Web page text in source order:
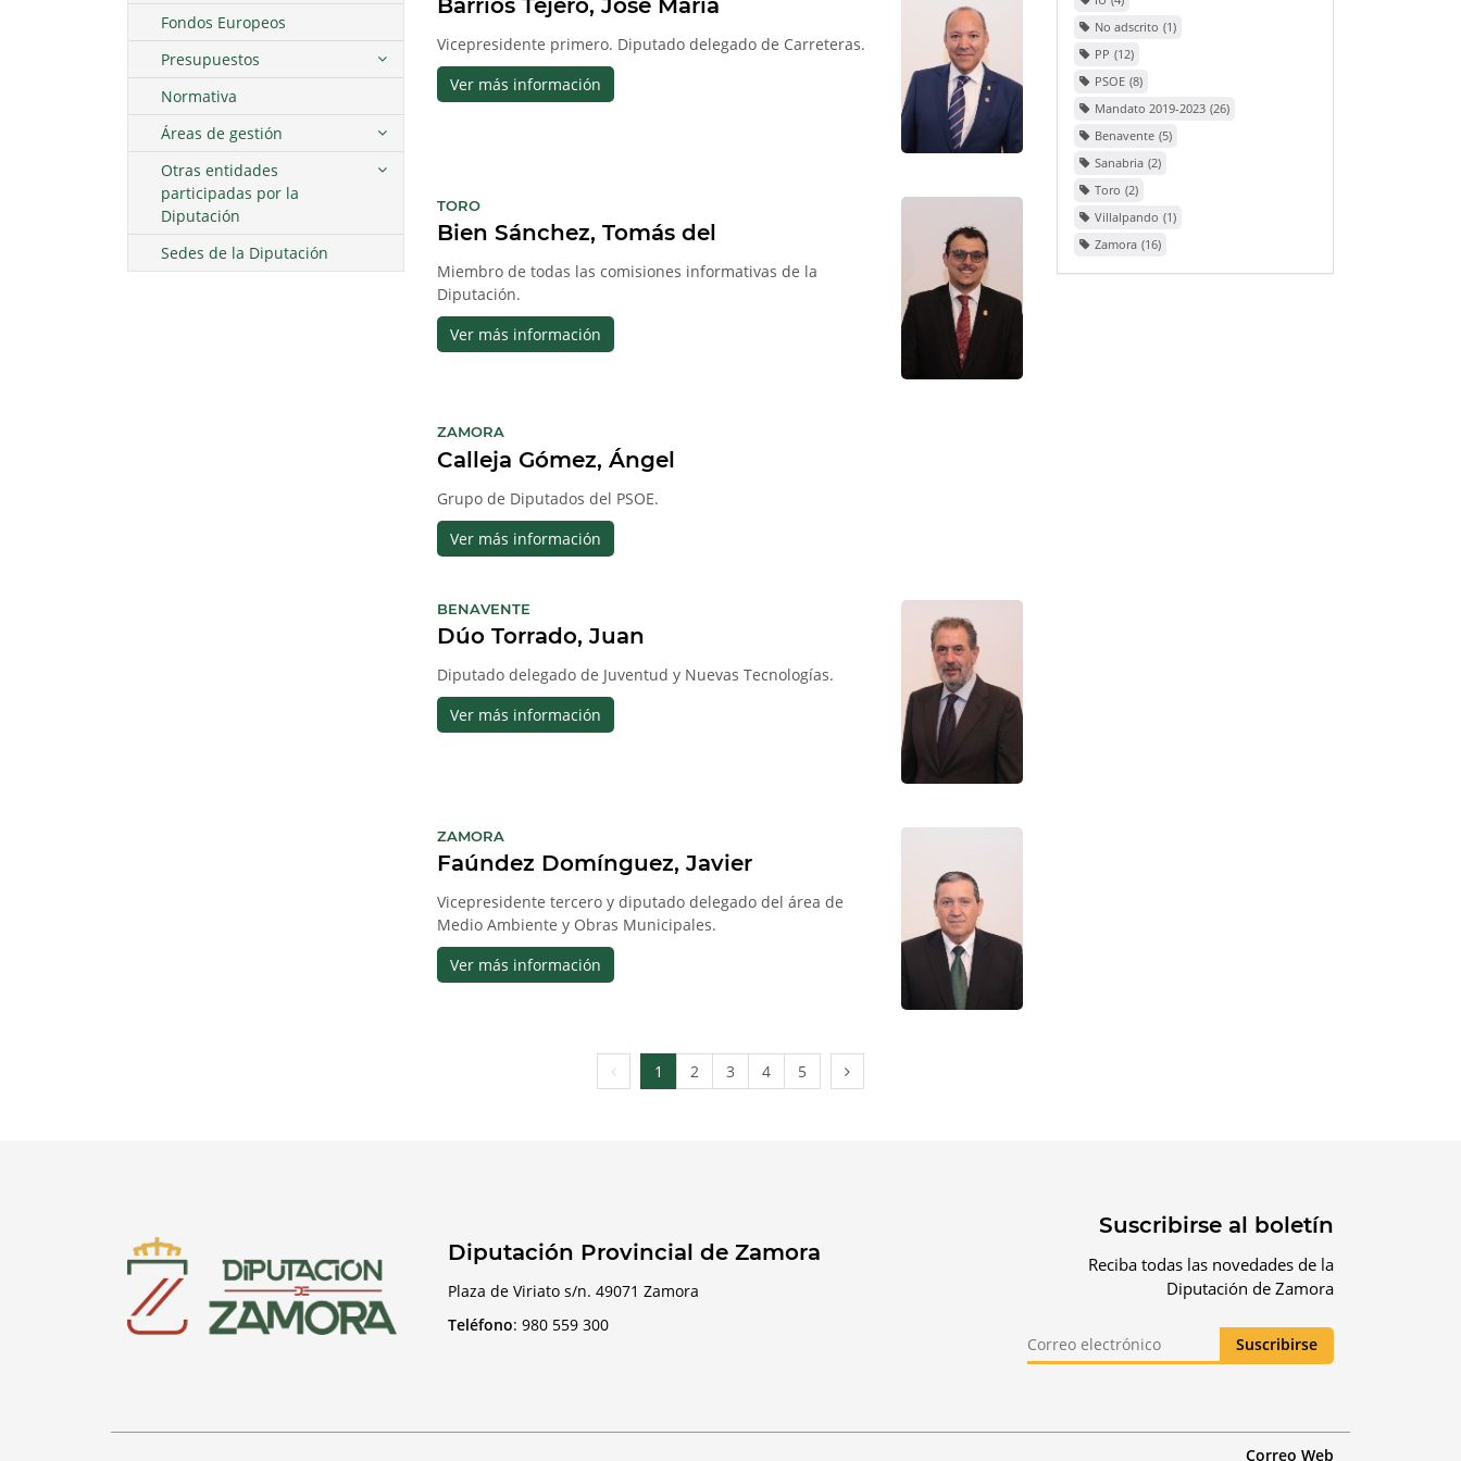
Fondos Europeos
Presupuestos
Normativa
Áreas de gestión
Otras entidades
participadas por la
Diputación
Sedes de la Diputación
Barrios Tejero, José María
Vicepresidente primero. Diputado delegado de Carreteras.
Ver más información
TORO:
Bien Sánchez, Tomás del
Miembro de todas las comisiones informativas de la
Diputación.
Ver más información
ZAMORA:
Calleja Gómez, Ángel
Grupo de Diputados del PSOE.
Ver más información
BENAVENTE
Dúo Torrado, Juan
Diputado delegado de Juventud y Nuevas Tecnologías.
Ver más información
ZAMORA
Faúndez Domínguez, Javier
Vicepresidente tercero y diputado delegado del área de
Medio Ambiente y Obras Municipales.
Ver más información
Página
anterior
1 2 3 4 5
Página
siguiente
No adscrito 1
PP 12
PSOE 8
Mandato 2019-2023 26
Benavente 5
Sanabria 2
Toro 2
Villalpando 1
Zamora 16
Diputación Provincial de Zamora
Plaza de Viriato s/n. 49071 Zamora
Teléfono: 980 559 300
Suscribirse al boletín
Reciba todas las novedades de la
Diputación de Zamora
Correo Web